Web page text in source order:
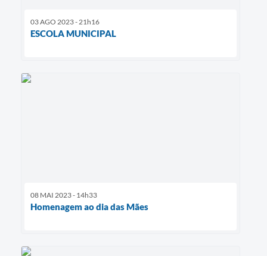
03 AGO 2023 - 21h16
ESCOLA MUNICIPAL
08 MAI 2023 - 14h33
Homenagem ao dia das Mães